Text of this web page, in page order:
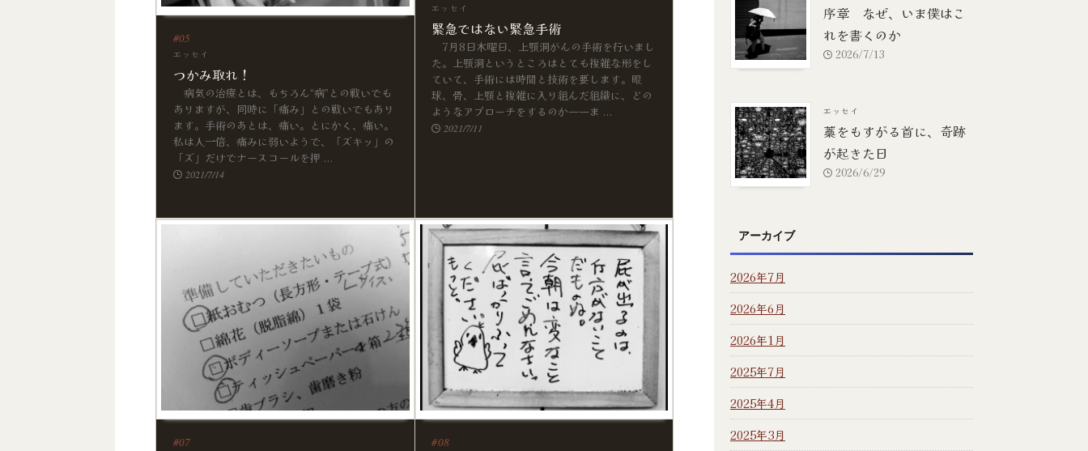
エッセイ
つかみ取れ！
2021/7/14
病気の治療とは、もちろん“病”との戦いでも
ありますが、同時に「痛み」との戦いでもあり
ます。手術のあとは、痛い。とにかく、痛い。
私は人一倍、痛みに弱いようで、「ズキッ」の
「ズ」だけでナースコールを押 ...
エッセイ
緊急ではない緊急手術
2021/7/11
7月8日木曜日、上顎洞がんの手術を行いまし
た。上顎洞というところはとても複雑な形をし
ていて、手術には時間と技術を要します。眼
球、骨、上顎と複雑に入り組んだ組織に、どの
ようなアプローチをするのか――ま ...
序章 なぜ、いま僕はこ
れを書くのか
2026/7/13
エッセイ
藁をもすがる首に、奇跡
が起きた日
2026/6/29
アーカイブ
2026年7月
2026年6月
2026年1月
2025年7月
2025年4月
2025年3月